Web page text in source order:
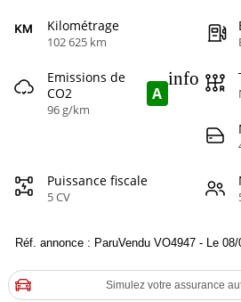
Kilométrage
102 625 km
Emissions de
CO2
96 g/km
A
info
Puissance fiscale
5 CV
Réf. annonce : ParuVendu VO4947 - Le
Simulez votre assurance